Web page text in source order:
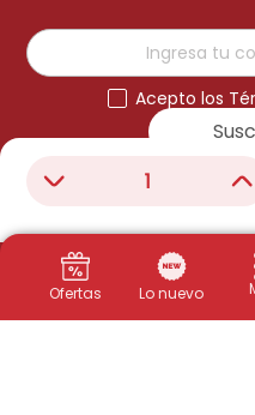
Ofertas Lo nuevo
＋
－
Acepto los